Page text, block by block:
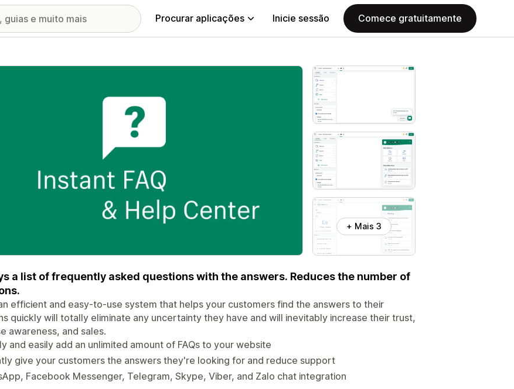
Procurar aplicações Inicie sessão Comece gratuitamente
imagens em destaque
+ Mais 3
a list of frequently asked questions with the answers. Reduces the number of
efficient and easy-to-use system that helps your customers find the answers to their
quickly will totally eliminate any uncertainty they have and will inevitably increase their trust,
awareness, and sales.
and easily add an unlimited amount of FAQs to your website
give your customers the answers they're looking for and reduce support
Facebook Messenger, Telegram, Skype, Viber, and Zalo chat integration